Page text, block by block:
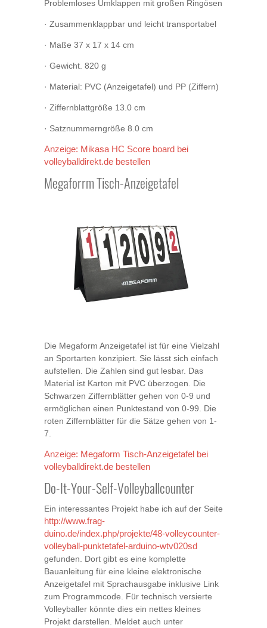
Problemloses Umklappen mit großen Ringösen
· Zusammenklappbar und leicht transportabel
· Maße 37 x 17 x 14 cm
· Gewicht. 820 g
· Material: PVC (Anzeigetafel) und PP (Ziffern)
· Ziffernblattgröße 13.0 cm
· Satznummerngröße 8.0 cm
Anzeige: Mikasa HC Score board bei
volleyballdirekt.de bestellen
Megaforrm Tisch-Anzeigetafel
Die Megaform Anzeigetafel ist für eine Vielzahl
an Sportarten konzipiert. Sie lässt sich einfach
aufstellen. Die Zahlen sind gut lesbar. Das
Material ist Karton mit PVC überzogen. Die
Schwarzen Ziffernblätter gehen von 0-9 und
ermöglichen einen Punktestand von 0-99. Die
roten Ziffernblätter für die Sätze gehen von 1-
7.
Anzeige: Megaform Tisch-Anzeigetafel bei
volleyballdirekt.de bestellen
Do-It-Your-Self-Volleyballcounter
Ein interessantes Projekt habe ich auf der Seite
http://www.frag-
duino.de/index.php/projekte/48-volleycounter-
volleyball-punktetafel-arduino-wtv020sd
gefunden. Dort gibt es eine komplette
Bauanleitung für eine kleine elektronische
Anzeigetafel mit Sprachausgabe inklusive Link
zum Programmcode. Für technisch versierte
Volleyballer könnte dies ein nettes kleines
Projekt darstellen. Meldet auch unter